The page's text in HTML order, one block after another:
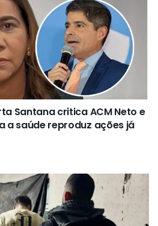
Santana critica ACM Neto e
a saúde reproduz ações já